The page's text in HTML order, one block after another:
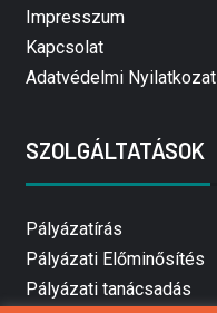
Impresszum
Kapcsolat
Adatvédelmi Nyilatkozat
SZOLGÁLTATÁSOK
Pályázatírás
Pályázati Előminősítés
Pályázati tanácsadás